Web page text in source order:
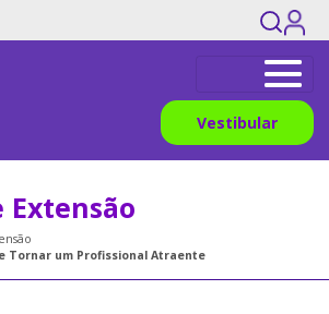
Vestibular
Extensão
Tornar um Profissional Atraente